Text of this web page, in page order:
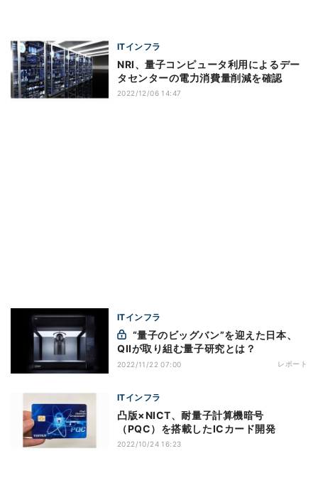
ITインフラ
NRI、量子コンピュータ利用によるデー
タセンターの電力消費量削減を確認
2022/12/06 14:47
ITインフラ
QIIが取り組む量子研究とは？
2022/11/22 07:00 レポート
ITインフラ
凸版×NICT、耐量子計算機暗号
（PQC）を搭載したICカード開発
2022/10/24 16:23